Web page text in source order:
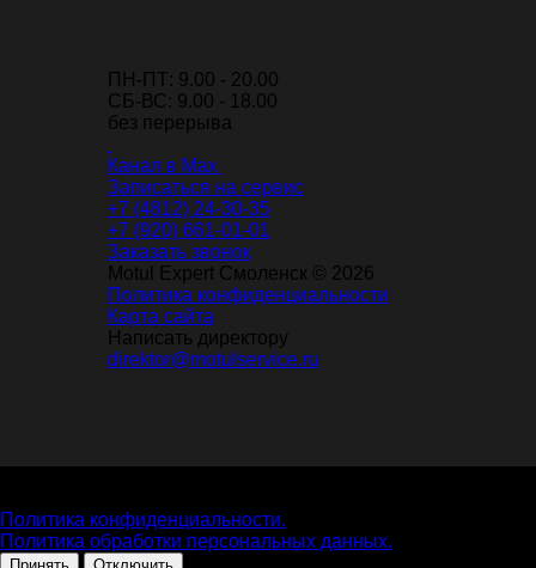
ПН-ПТ: 9.00 - 20.00
СБ-ВС: 9.00 - 18.00
без перерыва
Канал в Max
Записаться на сервис
+7 (4812) 24-30-35
+7 (920) 661-01-01
Заказать звонок
Motul Expert Смоленск © 2026
Политика конфиденциальности
Карта сайта
Написать директору
direktor@motulservice.ru
Политика конфиденциальности.
Политика обработки персональных данных.